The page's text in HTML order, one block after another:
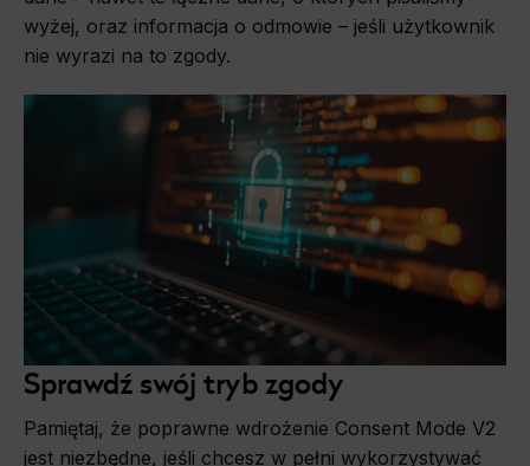
wyżej, oraz informacja o odmowie – jeśli użytkownik
nie wyrazi na to zgody.
Sprawdź swój tryb zgody
Pamiętaj, że poprawne wdrożenie Consent Mode V2
jest niezbędne, jeśli chcesz w pełni wykorzystywać